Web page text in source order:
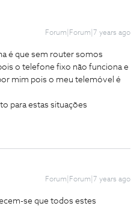
Forum|Forum|7 years ago
é que sem router somos
o telefone fixo não funciona e
mim pois o meu telemóvel é
para estas situações
Forum|Forum|7 years ago
se que todos estes